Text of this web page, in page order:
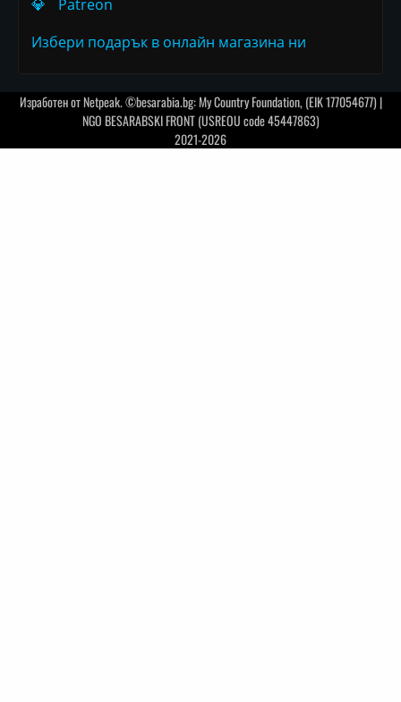
💎
Patreon
Избери подарък в онлайн магазина ни
Изработен отNetpeak. ©besarabia.bg: My Country Foundation, (EIK 177054677) |
NGO BESARABSKI FRONT (USREOU code 45447863)
2021-2026